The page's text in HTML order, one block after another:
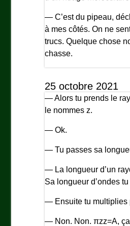
— C’est du pipeau,
à mes côtés. On ne
trucs. Quelque chose
chasse.
25 octobre 2021
— Alors tu prends le
le nommes z.
— Ok.
— Tu passes sa
— La longueur d’un
Sa longueur d’ondes
— Ensuite tu multiplies
— Non. Non. πzz=A,